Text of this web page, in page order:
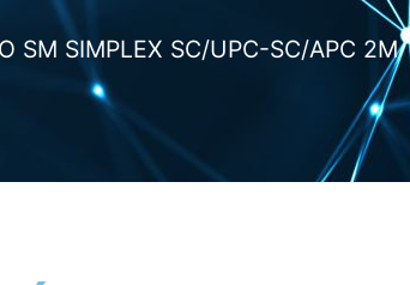
SM SIMPLEX SC/UPC-SC/APC 2M